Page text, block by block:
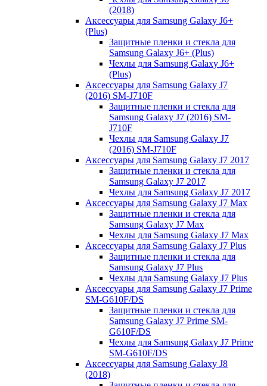
(2018)
Аксессуары для Samsung Galaxy J6+
(Plus)
Защитные пленки и стекла для
Samsung Galaxy J6+ (Plus)
Чехлы для Samsung Galaxy J6+
(Plus)
Аксессуары для Samsung Galaxy J7
(2016) SM-J710F
Защитные пленки и стекла для
Samsung Galaxy J7 (2016) SM-
J710F
Чехлы для Samsung Galaxy J7
(2016) SM-J710F
Аксессуары для Samsung Galaxy J7 2017
Защитные пленки и стекла для
Samsung Galaxy J7 2017
Чехлы для Samsung Galaxy J7 2017
Аксессуары для Samsung Galaxy J7 Max
Защитные пленки и стекла для
Samsung Galaxy J7 Max
Чехлы для Samsung Galaxy J7 Max
Аксессуары для Samsung Galaxy J7 Plus
Защитные пленки и стекла для
Samsung Galaxy J7 Plus
Чехлы для Samsung Galaxy J7 Plus
Аксессуары для Samsung Galaxy J7 Prime
SM-G610F/DS
Защитные пленки и стекла для
Samsung Galaxy J7 Prime SM-
G610F/DS
Чехлы для Samsung Galaxy J7 Prime
SM-G610F/DS
Аксессуары для Samsung Galaxy J8
(2018)